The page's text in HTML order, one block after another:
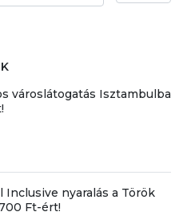
városlátogatás Isztambulba
Inclusive nyaralás a Török
Ft-ért!